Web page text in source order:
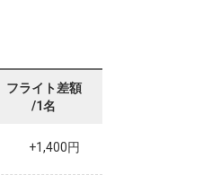
フライト差額
/1名
+3,400円
+5,900円
+1,400円